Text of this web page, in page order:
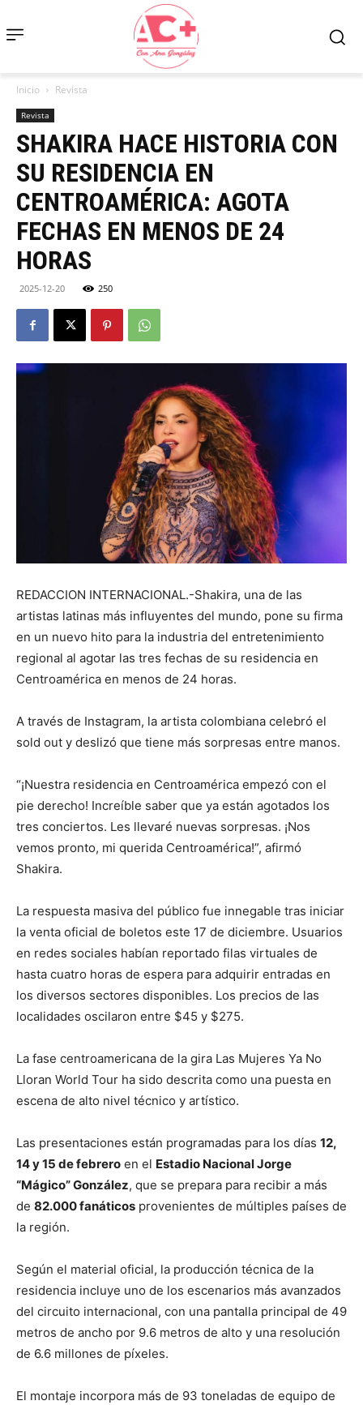
Inicio Revista
Revista
SHAKIRA HACE HISTORIA CON
SU RESIDENCIA EN
CENTROAMÉRICA: AGOTA
FECHAS EN MENOS DE 24
HORAS
2025-12-20 250
REDACCION INTERNACIONAL.-Shakira, una de las
artistas latinas más influyentes del mundo, pone su firma
en un nuevo hito para la industria del entretenimiento
regional al agotar las tres fechas de su residencia en
Centroamérica en menos de 24 horas.
A través de Instagram, la artista colombiana celebró el
sold out y deslizó que tiene más sorpresas entre manos.
“¡Nuestra residencia en Centroamérica empezó con el
pie derecho! Increíble saber que ya están agotados los
tres conciertos. Les llevaré nuevas sorpresas. ¡Nos
vemos pronto, mi querida Centroamérica!”, afirmó
Shakira.
La respuesta masiva del público fue innegable tras iniciar
la venta oficial de boletos este 17 de diciembre. Usuarios
en redes sociales habían reportado filas virtuales de
hasta cuatro horas de espera para adquirir entradas en
los diversos sectores disponibles. Los precios de las
localidades oscilaron entre $45 y $275.
La fase centroamericana de la gira Las Mujeres Ya No
Lloran World Tour ha sido descrita como una puesta en
escena de alto nivel técnico y artístico.
Las presentaciones están programadas para los días 12,
14 y 15 de febrero en el Estadio Nacional Jorge
“Mágico” González, que se prepara para recibir a más
de 82.000 fanáticos provenientes de múltiples países de
la región.
Según el material oficial, la producción técnica de la
residencia incluye uno de los escenarios más avanzados
del circuito internacional, con una pantalla principal de 49
metros de ancho por 9.6 metros de alto y una resolución
de 6.6 millones de píxeles.
El montaje incorpora más de 93 toneladas de equipo de